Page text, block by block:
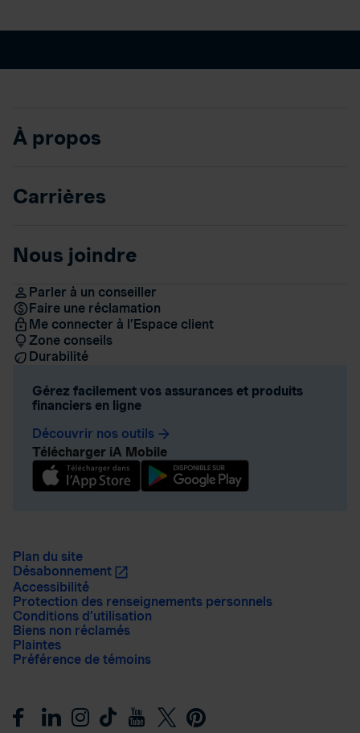
À propos
Carrières
Nous joindre
Parler à un conseiller
Faire une réclamation
Me connecter à l’Espace client
Zone conseils
Durabilité
Gérez facilement vos assurances et produits
financiers en ligne
Découvrir nos outils arrow_forward
Télécharger iA Mobile
Plan du site
Désabonnement
Accessibilité
Protection des renseignements personnels
Conditions d’utilisation
Biens non réclamés
Plaintes
Préférence de témoins